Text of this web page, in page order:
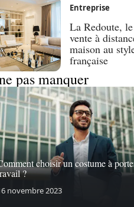
Entreprise
La Redoute,
vente à
maison au
française
pas manquer
choisir un costume à
?
novembre 2023